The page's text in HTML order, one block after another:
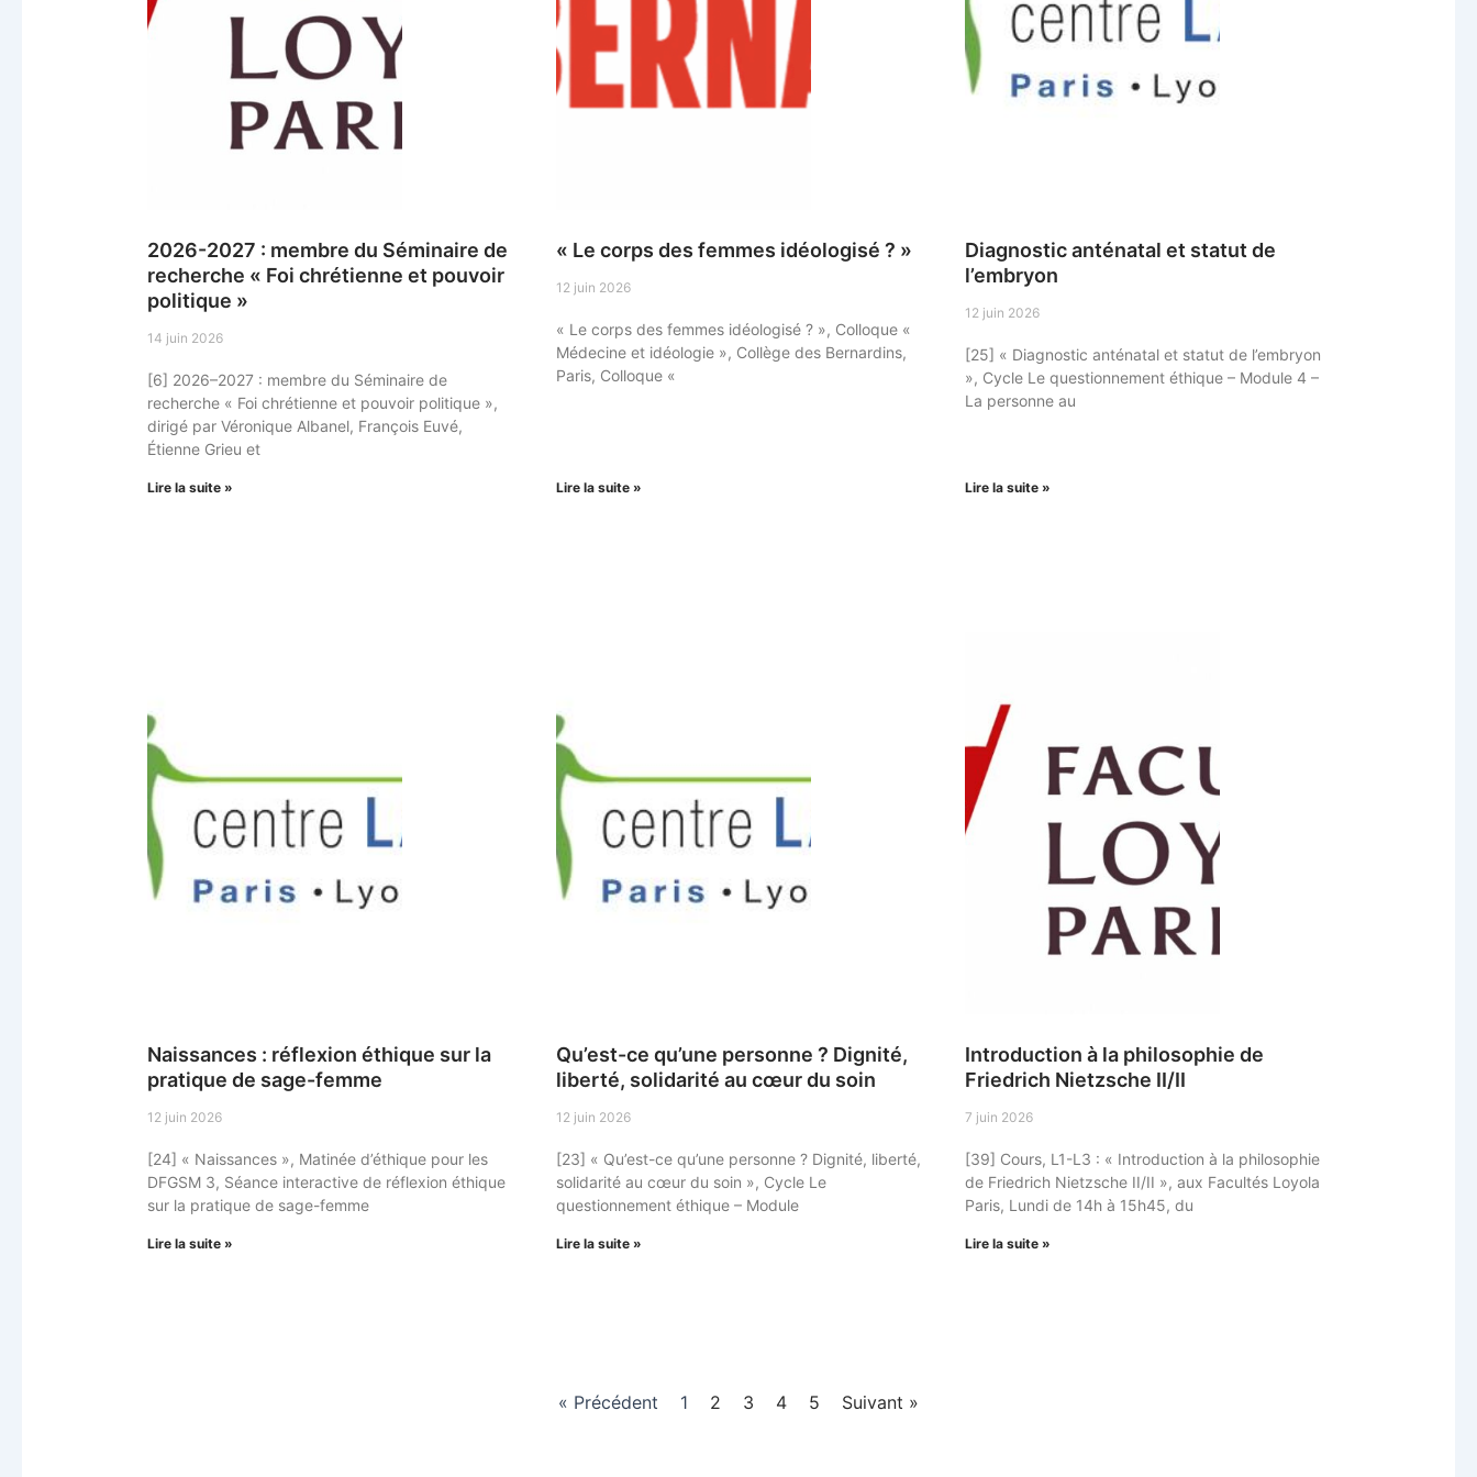
2026-2027 : membre du Séminaire de
recherche « Foi chrétienne et pouvoir
politique »
14 juin 2026
[6] 2026–2027 : membre du Séminaire de
recherche « Foi chrétienne et pouvoir politique »,
dirigé par Véronique Albanel, François Euvé,
Étienne Grieu et
Lire la suite »
« Le corps des femmes idéologisé ? »
12 juin 2026
« Le corps des femmes idéologisé ? », Colloque «
Médecine et idéologie », Collège des Bernardins,
Paris, Colloque «
Lire la suite »
Diagnostic anténatal et statut de
l’embryon
12 juin 2026
[25] « Diagnostic anténatal et statut de l’embryon
», Cycle Le questionnement éthique – Module 4 –
La personne au
Lire la suite »
Naissances : réflexion éthique sur la
pratique de sage-femme
12 juin 2026
[24] « Naissances », Matinée d’éthique pour les
DFGSM 3, Séance interactive de réflexion éthique
sur la pratique de sage-femme
Lire la suite »
Qu’est-ce qu’une personne ? Dignité,
liberté, solidarité au cœur du soin
12 juin 2026
[23] « Qu’est-ce qu’une personne ? Dignité, liberté,
solidarité au cœur du soin », Cycle Le
questionnement éthique – Module
Lire la suite »
Introduction à la philosophie de
Friedrich Nietzsche II/II
7 juin 2026
[39] Cours, L1-L3 : « Introduction à la philosophie
de Friedrich Nietzsche II/II », aux Facultés Loyola
Paris, Lundi de 14h à 15h45, du
Lire la suite »
« Précédent 1 2 3 4 5 Suivant »